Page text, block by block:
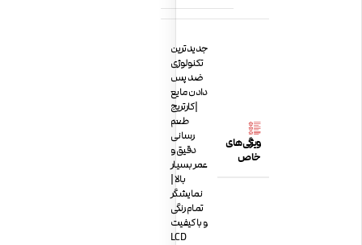
ویژگی‌های
خاص
جدیدترین
تکنولوژی
ضد پس
دادن مایع
| کارتریج
طعم
رسانی
دقیق و
عمر بسیار
بالا ‌|
نمایشگر
تمام‌ رنگی
و با کیفیت
LCD